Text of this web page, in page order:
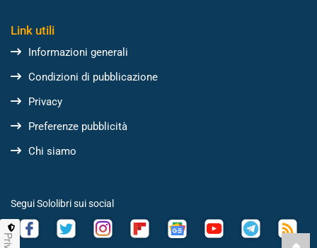
Link utili
Informazioni generali
Condizioni di pubblicazione
Privacy
Preferenze pubblicità
Chi siamo
Segui Sololibri sui social